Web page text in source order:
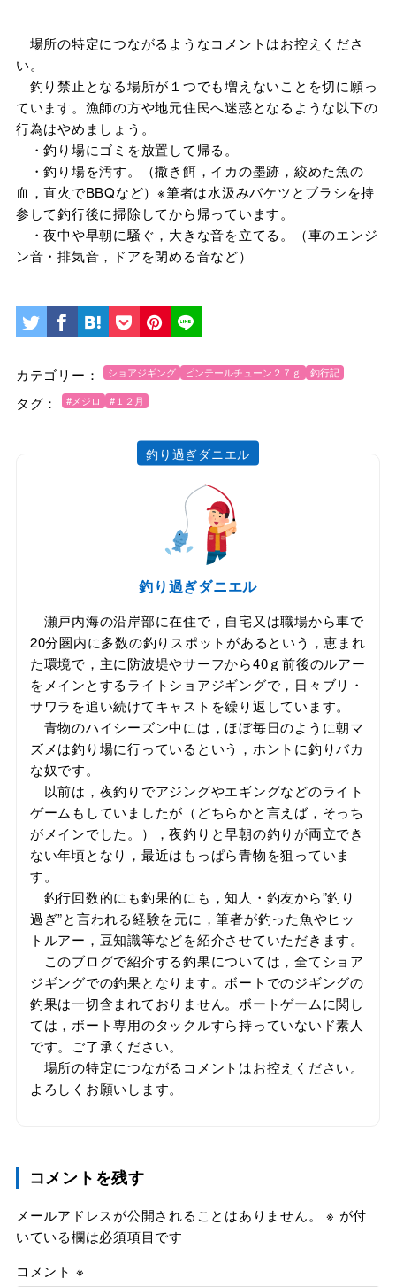
場所の特定につながるようなコメントはお控えくださ
い。
釣り禁止となる場所が１つでも増えないことを切に願っ
ています。漁師の方や地元住民へ迷惑となるような以下の
行為はやめましょう。
・釣り場にゴミを放置して帰る。
・釣り場を汚す。（撒き餌，イカの墨跡，絞めた魚の
血，直火でBBQなど）※筆者は水汲みバケツとブラシを持
参して釣行後に掃除してから帰っています。
・夜中や早朝に騒ぐ，大きな音を立てる。（車のエンジ
ン音・排気音，ドアを閉める音など）
カテゴリー： ショアジギング ピンテールチューン２７ｇ 釣行記
タグ： #メジロ #１２月
釣り過ぎダニエル
釣り過ぎダニエル
瀬戸内海の沿岸部に在住で，自宅又は職場から車で
20分圏内に多数の釣りスポットがあるという，恵まれ
た環境で，主に防波堤やサーフから40ｇ前後のルアー
をメインとするライトショアジギングで，日々ブリ・
サワラを追い続けてキャストを繰り返しています。
青物のハイシーズン中には，ほぼ毎日のように朝マ
ズメは釣り場に行っているという，ホントに釣りバカ
な奴です。
以前は，夜釣りでアジングやエギングなどのライト
ゲームもしていましたが（どちらかと言えば，そっち
がメインでした。），夜釣りと早朝の釣りが両立でき
ない年頃となり，最近はもっぱら青物を狙っていま
す。
釣行回数的にも釣果的にも，知人・釣友から”釣り
過ぎ”と言われる経験を元に，筆者が釣った魚やヒッ
トルアー，豆知識等などを紹介させていただきます。
このブログで紹介する釣果については，全てショア
ジギングでの釣果となります。ボートでのジギングの
釣果は一切含まれておりません。ボートゲームに関し
ては，ボート専用のタックルすら持っていないド素人
です。ご了承ください。
場所の特定につながるコメントはお控えください。
よろしくお願いします。
コメントを残す
メールアドレスが公開されることはありません。 ※ が付
いている欄は必須項目です
コメント ※